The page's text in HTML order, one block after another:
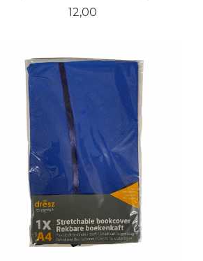
Pris
12,00